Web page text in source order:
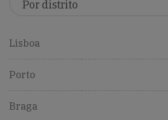
Lisboa
Porto
Braga